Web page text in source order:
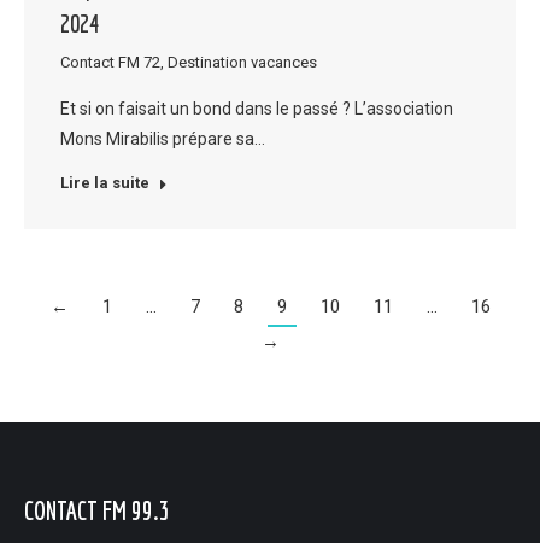
2024
Contact FM 72 Destination vacances
Et si on faisait un bond dans le passé ? L’association
Mons Mirabilis prépare sa…
Lire la suite
← 1 … 7 8 9 10 11 …
16
→
CONTACT FM 99.3